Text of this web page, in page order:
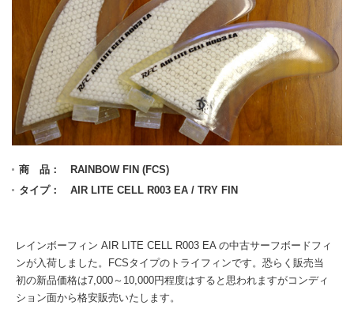
商 品： RAINBOW FIN (FCS)
タイプ： AIR LITE CELL R003 EA / TRY FIN
レインボーフィン AIR LITE CELL R003 EA の中古サーフボードフィ
ンが入荷しました。FCSタイプのトライフィンです。恐らく販売当
初の新品価格は7,000～10,000円程度はすると思われますがコンディ
ション面から格安販売いたします。